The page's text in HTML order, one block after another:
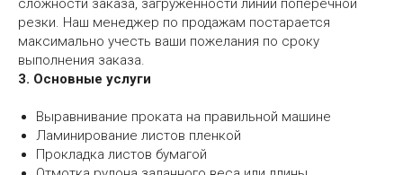
резки. Наш менеджер по продажам постарается
максимально учесть ваши пожелания по сроку
выполнения заказа.
3. Основные услуги
Выравнивание проката на правильной машине
Ламинирование листов пленкой
Прокладка листов бумагой